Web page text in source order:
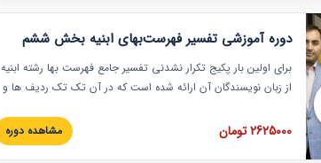
به همراه تجربیات عملی ارائه شده است.
دوره آموزشی تفسیر فهرست‌بهای ابنیه بخش ششم
برای اولین بار پکیج تکرار نشدنی تفسیر جامع فهرست بها رشته ابنیه
از زبان نویسندگان آن ارائه شده است که در آن تک تک ردیف ها و
تصویری بوده و به همراه تصاویر عملیات اجرایی مرتبط با ردیف های
فهرست بها ارائه شده است. این دوره با کلام مهندس
2625000 تومان مشاهده دوره